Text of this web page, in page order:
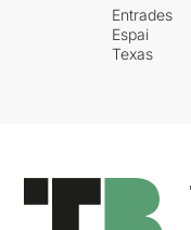
Entrades
Espai
Texas